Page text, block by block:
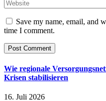
Save my name, email, and
time I comment.
Wie regionale
Krisen stabilisieren
16. Juli 2026